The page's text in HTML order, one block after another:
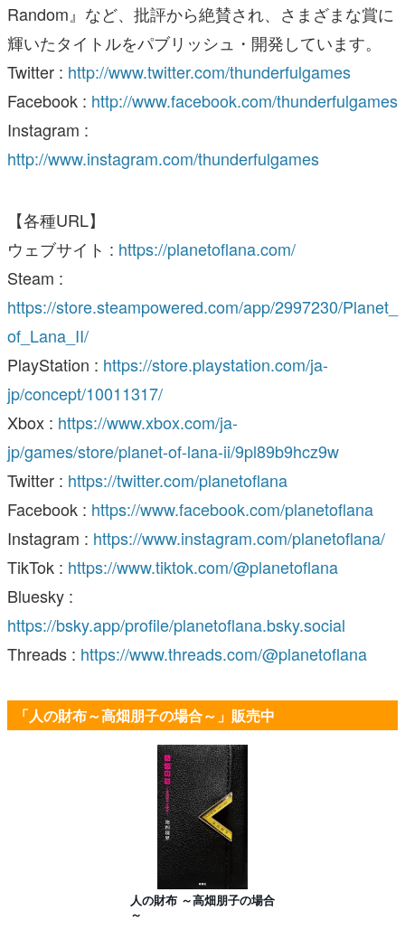
Random』など、批評から絶賛され、さまざまな賞に
輝いたタイトルをパブリッシュ・開発しています。
Twitter : http://www.twitter.com/thunderfulgames
Facebook : http://www.facebook.com/thunderfulgames
Instagram :
http://www.instagram.com/thunderfulgames
【各種URL】
ウェブサイト : https://planetoflana.com/
Steam :
https://store.steampowered.com/app/2997230/Planet_
of_Lana_II/
PlayStation : https://store.playstation.com/ja-
jp/concept/10011317/
Xbox : https://www.xbox.com/ja-
jp/games/store/planet-of-lana-ii/9pl89b9hcz9w
Twitter : https://twitter.com/planetoflana
Facebook : https://www.facebook.com/planetoflana
Instagram : https://www.instagram.com/planetoflana/
TikTok : https://www.tiktok.com/@planetoflana
Bluesky :
https://bsky.app/profile/planetoflana.bsky.social
Threads : https://www.threads.com/@planetoflana
「人の財布～高畑朋子の場合～」販売中
人の財布 ～高畑朋子の場合
～